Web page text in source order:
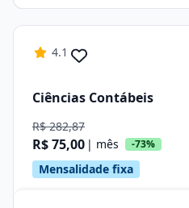
4.1
Ciências Contábeis
R$ 282,87
R$ 75,00 | mês -73%
Mensalidade fixa